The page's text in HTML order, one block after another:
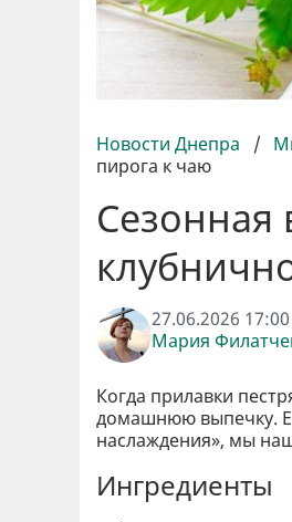
Новости Днепра /
пирога к чаю
Сезонная
27.06.2026
Мария
Когда прилавки
домашнюю выпечку.
наслаждения», мы
Ингредиенты